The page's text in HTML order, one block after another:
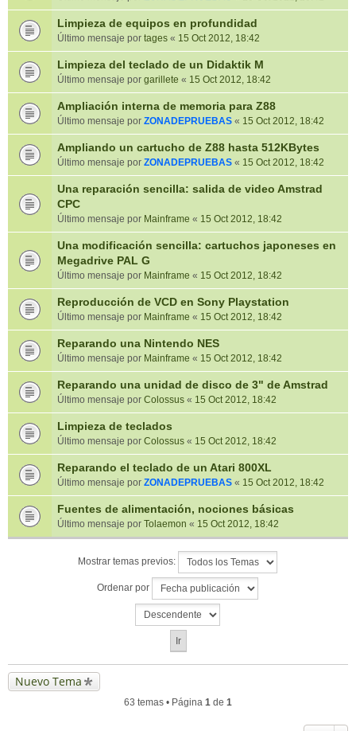
Limpieza de equipos en profundidad
Último mensaje por tages « 15 Oct 2012, 18:42
Limpieza del teclado de un Didaktik M
Último mensaje por garillete « 15 Oct 2012, 18:42
Ampliación interna de memoria para Z88
Último mensaje por ZONADEPRUEBAS « 15 Oct 2012, 18:42
Ampliando un cartucho de Z88 hasta 512KBytes
Último mensaje por ZONADEPRUEBAS « 15 Oct 2012, 18:42
Una reparación sencilla: salida de video Amstrad
CPC
Último mensaje por Mainframe « 15 Oct 2012, 18:42
Una modificación sencilla: cartuchos japoneses en
Megadrive PAL G
Último mensaje por Mainframe « 15 Oct 2012, 18:42
Reproducción de VCD en Sony Playstation
Último mensaje por Mainframe « 15 Oct 2012, 18:42
Reparando una Nintendo NES
Último mensaje por Mainframe « 15 Oct 2012, 18:42
Reparando una unidad de disco de 3" de Amstrad
Último mensaje por Colossus « 15 Oct 2012, 18:42
Limpieza de teclados
Último mensaje por Colossus « 15 Oct 2012, 18:42
Reparando el teclado de un Atari 800XL
Último mensaje por ZONADEPRUEBAS « 15 Oct 2012, 18:42
Fuentes de alimentación, nociones básicas
Último mensaje por Tolaemon « 15 Oct 2012, 18:42
Mostrar temas previos:
Ordenar por
Nuevo Tema
63 temas • Página 1 de 1